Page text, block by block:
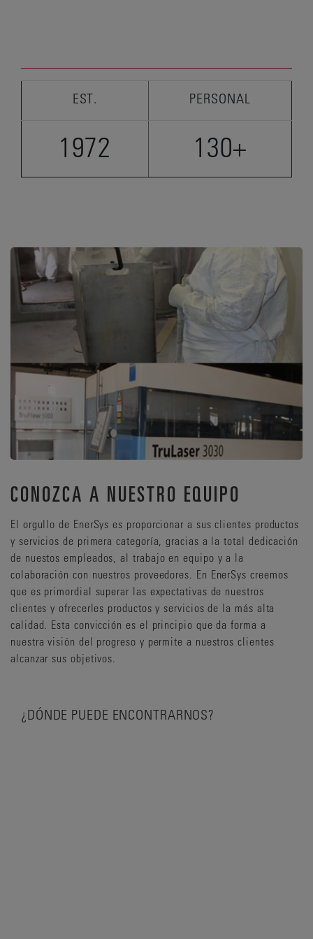
EST. PERSONAL
1972 130+
CONOZCA A NUESTRO EQUIPO
El orgullo de EnerSys es proporcionar a sus clientes productos
y servicios de primera categoría, gracias a la total dedicación
de nuestos empleados, al trabajo en equipo y a la
colaboración con nuestros proveedores. En EnerSys creemos
que es primordial superar las expectativas de nuestros
clientes y ofrecerles productos y servicios de la más alta
calidad. Esta convicción es el principio que da forma a
nuestra visión del progreso y permite a nuestros clientes
alcanzar sus objetivos.
¿DÓNDE PUEDE ENCONTRARNOS?